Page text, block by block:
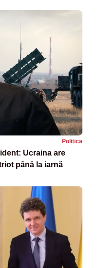
Politica
Ucraina are
până la iarnă